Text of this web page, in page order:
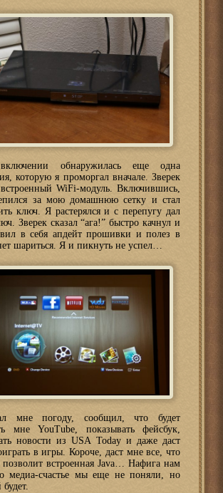
обнаружилась еще одна
которую я проморгал вначале. Зверек
WiFi-модуль. Включившись,
за мою домашнюю сетку и стал
ключ. Я растерялся и с перепугу дал
Зверек сказал “ага!” быстро качнул и
в себя апдейт прошивки и полез в
шариться. Я и пикнуть не успел…
мне погоду, сообщил, что будет
мне YouTube, показывать фейсбук,
новости из USA Today и даже даст
в игры. Короче, даст мне все, что
позволит встроенная Java… Нафига нам
медиа-счастье мы еще не поняли, но